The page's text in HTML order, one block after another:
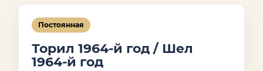
Постоянная
Торил 1964-й год / Шел
1964-й год